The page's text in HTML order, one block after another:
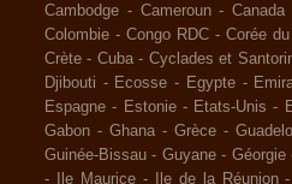
Cambodge - Cameroun - Canada
Colombie - Congo RDC - Corée
Crète - Cuba - Cyclades et
Djibouti - Ecosse - Egypte -
Espagne - Estonie - Etats-Unis -
Gabon - Ghana - Grèce -
Guinée-Bissau - Guyane - Géorgie
-
Ile Maurice - Ile de la Réunion -